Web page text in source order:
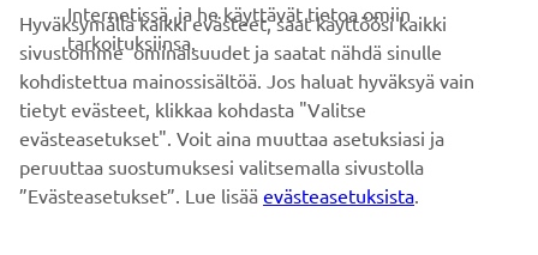
TILAA
Lue tietosuojakäytäntömme saadaksesi tietää, miten
käsittelemme henkilötietojasi:
Tietosuoja ja evästeet -sivustolta
Internetissä, ja he käyttävät tietoa omiin
tarkoituksiinsa.
Hyväksymällä kaikki evästeet, saat käyttöösi kaikki
sivustomme ominaisuudet ja saatat nähdä sinulle
kohdistettua mainossisältöä. Jos haluat hyväksyä vain
tietyt evästeet, klikkaa kohdasta "Valitse
evästeasetukset". Voit aina muuttaa asetuksiasi ja
peruuttaa suostumuksesi valitsemalla sivustolla
”Evästeasetukset”. Lue lisää evästeasetuksista.